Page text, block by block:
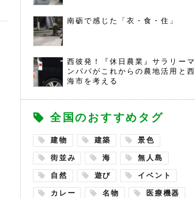
南砺で感じた「衣・食・住」
西彼発！『休日農業』サラリーマ
ンパパがこれからの農地活用と西
海市を考える
全国のおすすめタグ
建物 建築 景色
街並み 海 無人島
自然 遊び イベント
カレー 名物 医療機器